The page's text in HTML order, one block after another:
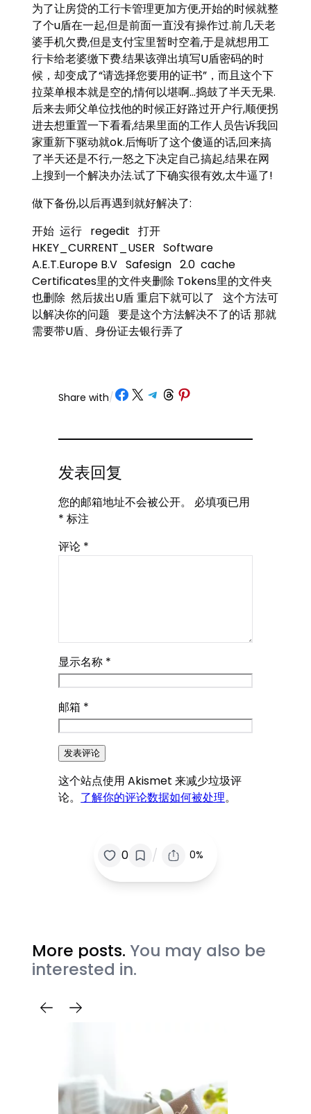
为了让房贷的工行卡管理更加方便,开始的时候就整
了个u盾在一起,但是前面一直没有操作过.前几天老
婆手机欠费,但是支付宝里暂时空着,于是就想用工
行卡给老婆缴下费.结果该弹出填写U盾密码的时
候，却变成了“请选择您要用的证书”，而且这个下
拉菜单根本就是空的,情何以堪啊…捣鼓了半天无果.
后来去师父单位找他的时候正好路过开户行,顺便拐
进去想重置一下看看,结果里面的工作人员告诉我回
家重新下驱动就ok.后悔听了这个傻逼的话,回来搞
了半天还是不行,一怒之下决定自己搞起,结果在网
上搜到一个解决办法.试了下确实很有效,太牛逼了!
做下备份,以后再遇到就好解决了:
开始 运行 regedit 打开
HKEY_CURRENT_USER Software
A.E.T.Europe B.V Safesign 2.0 cache
Certificates里的文件夹删除 Tokens里的文件夹
也删除 然后拔出U盾 重启下就可以了 这个方法可
以解决你的问题 要是这个方法解决不了的话 那就
需要带U盾、身份证去银行弄了
Share with/ Share on Facebook
Share on X Share on Telegram
Share on Threads
Share on Pinterest
发表回复
您的邮箱地址不会被公开。
必填项已用
* 标注
评论 *
显示名称 *
邮箱 *
这个站点使用 Akismet 来减少垃圾评
论。 了解你的评论数据如何被处理。
0 / 0%
More posts. You may also be
interested in.